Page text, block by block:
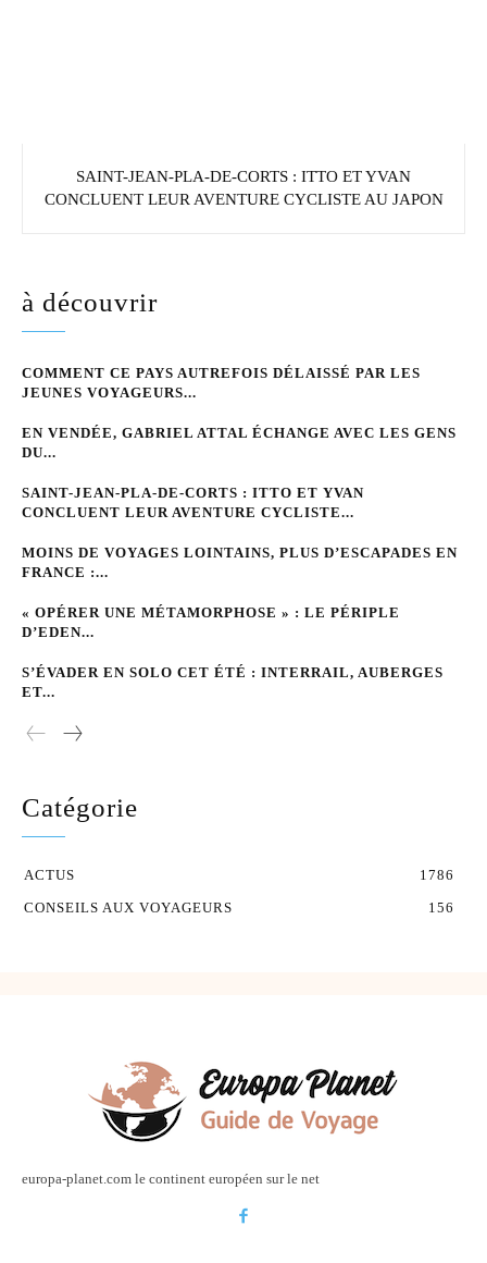
SAINT-JEAN-PLA-DE-CORTS : ITTO ET YVAN
CONCLUENT LEUR AVENTURE CYCLISTE AU JAPON
à découvrir
COMMENT CE PAYS AUTREFOIS DÉLAISSÉ PAR LES
JEUNES VOYAGEURS...
EN VENDÉE, GABRIEL ATTAL ÉCHANGE AVEC LES GENS
DU...
SAINT-JEAN-PLA-DE-CORTS : ITTO ET YVAN
CONCLUENT LEUR AVENTURE CYCLISTE...
MOINS DE VOYAGES LOINTAINS, PLUS D’ESCAPADES EN
FRANCE :...
« OPÉRER UNE MÉTAMORPHOSE » : LE PÉRIPLE
D’EDEN...
S’ÉVADER EN SOLO CET ÉTÉ : INTERRAIL, AUBERGES
ET...
Catégorie
ACTUS
1786
CONSEILS AUX VOYAGEURS
156
europa-planet.com le continent européen sur le net